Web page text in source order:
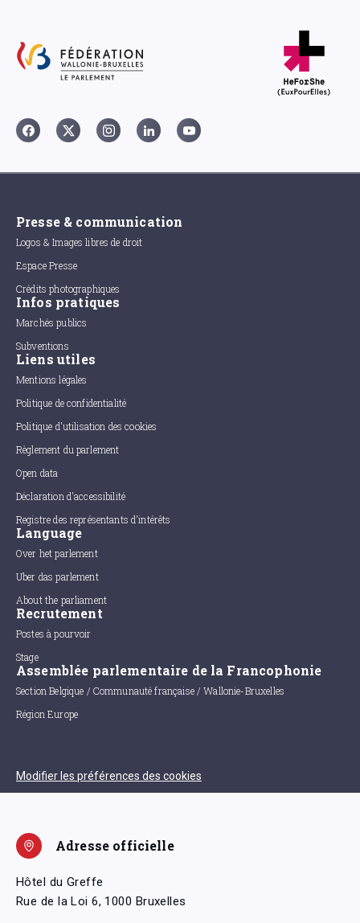
Presse & communication
Logos & Images libres de droit
Espace Presse
Crédits photographiques
Infos pratiques
Marchés publics
Subventions
Liens utiles
Mentions légales
Politique de confidentialité
Politique d'utilisation des cookies
Règlement du parlement
Open data
Déclaration d'accessibilité
Registre des représentants d'intérêts
Language
Over het parlement
Uber das parlement
About the parliament
Recrutement
Postes à pourvoir
Stage
Assemblée parlementaire de la Francophonie
Section Belgique / Communauté française / Wallonie-Bruxelles
Région Europe
Modifier les préférences des cookies
Adresse officielle
Hôtel du Greffe
Rue de la Loi 6, 1000 Bruxelles